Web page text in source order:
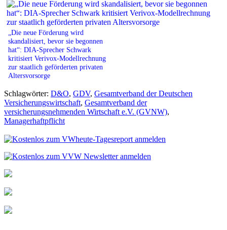
„Die neue Förderung wird
skandalisiert, bevor sie begonnen
hat“: DIA-Sprecher Schwark
kritisiert Verivox-Modellrechnung
zur staatlich geförderten privaten
Altersvorsorge
Schlagwörter: D&O, GDV, Gesamtverband der Deutschen
Versicherungswirtschaft, Gesamtverband der
versicherungsnehmenden Wirtschaft e.V. (GVNW),
Managerhaftpflicht